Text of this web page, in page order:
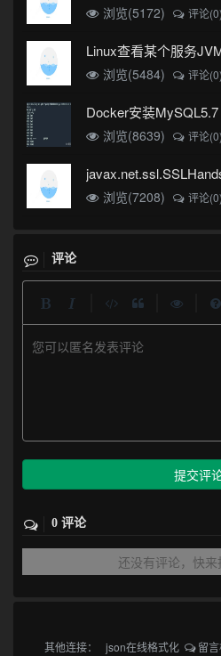
浏览(5172) 评论(0)
浏览(5484)
评论(0)
Docker安装MySQL5.7
浏览(8639) 评论(0)
浏览(7208)
评论(0)
评论
您可以匿名发表评论
提交评
0 评论
还没有评论，快来
其他连接： json在线格式化 留